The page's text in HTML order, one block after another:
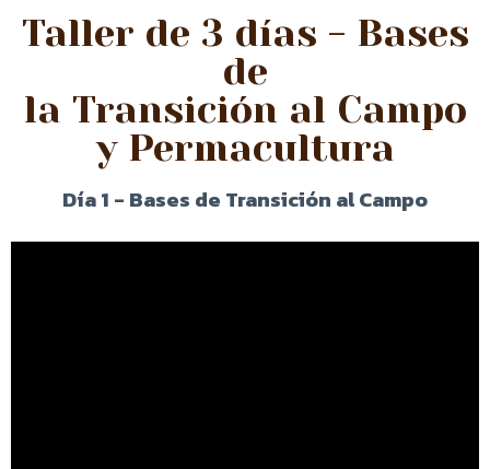
Taller de 3 días - Bases
de
la Transición al Campo
y Permacultura
Día 1 - Bases de Transición al Campo